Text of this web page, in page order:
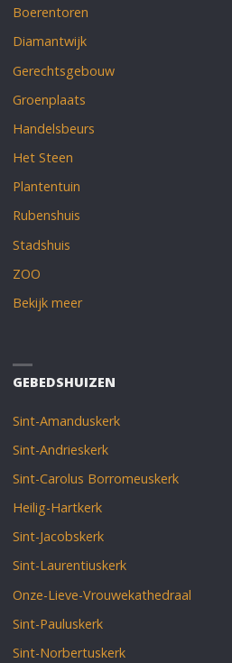
Boerentoren
Diamantwijk
Gerechtsgebouw
Groenplaats
Handelsbeurs
Het Steen
Plantentuin
Rubenshuis
Stadshuis
ZOO
Bekijk meer
GEBEDSHUIZEN
Sint-Amanduskerk
Sint-Andrieskerk
Sint-Carolus Borromeuskerk
Heilig-Hartkerk
Sint-Jacobskerk
Sint-Laurentiuskerk
Onze-Lieve-Vrouwekathedraal
Sint-Pauluskerk
Sint-Norbertuskerk